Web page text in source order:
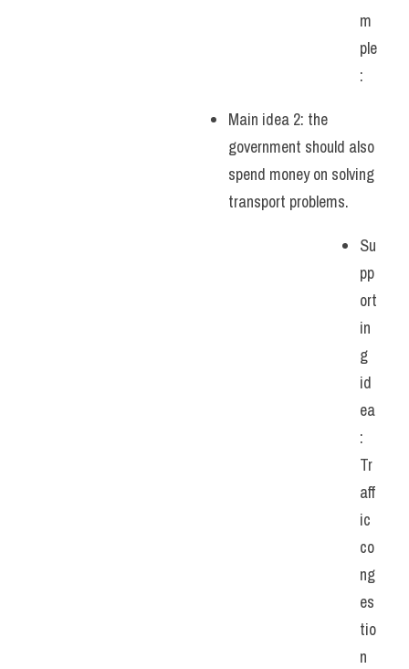
m
ple
:
Main idea 2: the
government should also
spend money on solving
transport problems.
Su
pp
ort
in
g
id
ea
:
Tr
aff
ic
co
ng
es
tio
n